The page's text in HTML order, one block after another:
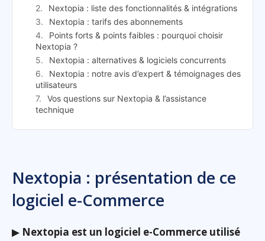
Nextopia : liste des fonctionnalités & intégrations
Nextopia : tarifs des abonnements
Points forts & points faibles : pourquoi choisir
Nextopia ?
Nextopia : alternatives & logiciels concurrents
Nextopia : notre avis d’expert & témoignages des
utilisateurs
Vos questions sur Nextopia & l’assistance
technique
Nextopia : présentation de ce
logiciel e-Commerce
▶ Nextopia est un logiciel e-Commerce utilisé